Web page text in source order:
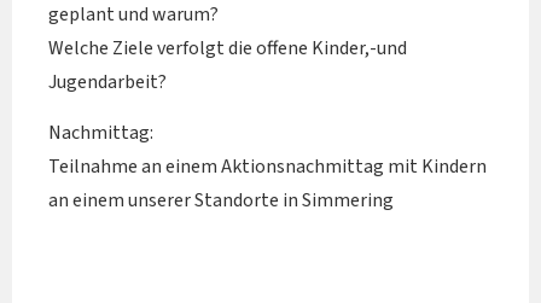
geplant und warum?
Welche Ziele verfolgt die offene Kinder,-und
Jugendarbeit?
Nachmittag:
Teilnahme an einem Aktionsnachmittag mit Kindern
an einem unserer Standorte in Simmering